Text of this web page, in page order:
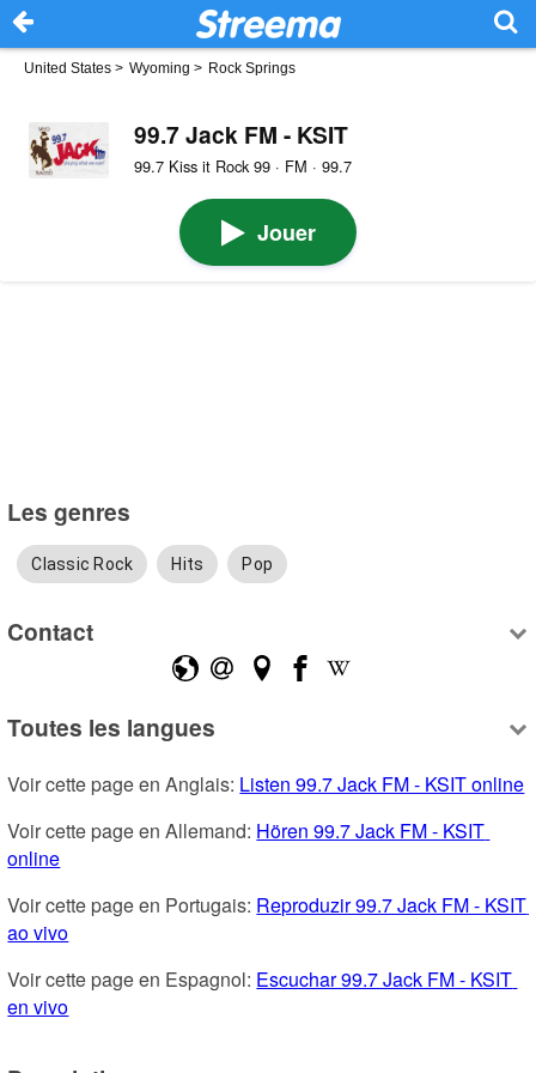
United States > Wyoming > Rock Springs
99.7 Jack FM - KSIT
99.7 Kiss it Rock 99 · FM · 99.7
Jouer
Les genres
Classic Rock Hits Pop
Contact
Toutes les langues
Voir cette page en Anglais: Listen 99.7 Jack FM - KSIT online
Voir cette page en Allemand: Hören 99.7 Jack FM - KSIT
online
Voir cette page en Portugais: Reproduzir 99.7 Jack FM - KSIT
ao vivo
Voir cette page en Espagnol: Escuchar 99.7 Jack FM - KSIT
en vivo